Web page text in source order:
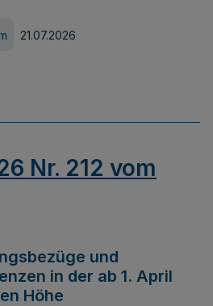
21.07.2026
Nr. 212 vom
und
in der ab 1. April
Höhe